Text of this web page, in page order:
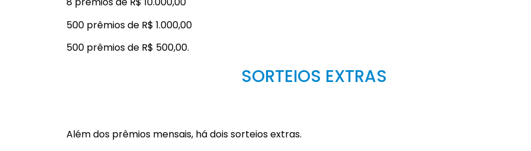
500 prêmios de R$ 1.000,00
500 prêmios de R$ 500,00.
SORTEIOS EXTRAS
Além dos prêmios mensais, há dois sorteios extras.